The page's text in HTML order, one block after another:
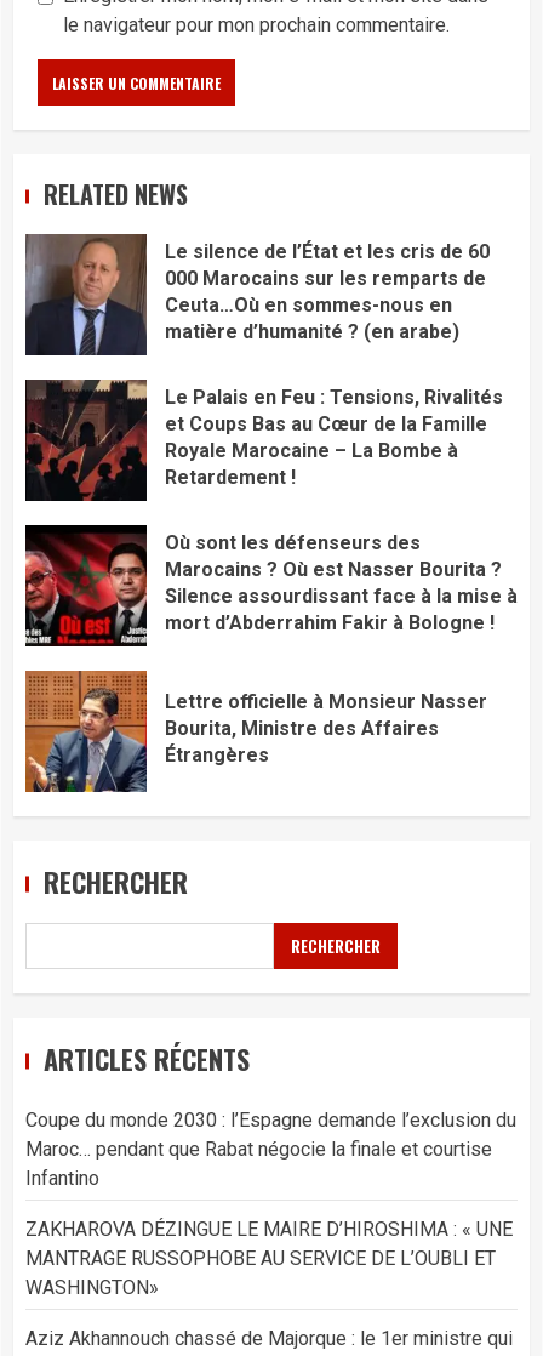
le navigateur pour mon prochain commentaire.
RELATED NEWS
Le silence de l’État et les cris de 60
000 Marocains sur les remparts de
Ceuta…Où en sommes-nous en
matière d’humanité ? (en arabe)
Le Palais en Feu : Tensions, Rivalités
et Coups Bas au Cœur de la Famille
Royale Marocaine – La Bombe à
Retardement !
Où sont les défenseurs des
Marocains ? Où est Nasser Bourita ?
Silence assourdissant face à la mise à
mort d’Abderrahim Fakir à Bologne !
Lettre officielle à Monsieur Nasser
Bourita, Ministre des Affaires
Étrangères
RECHERCHER
RECHERCHER
ARTICLES RÉCENTS
Coupe du monde 2030 : l’Espagne demande l’exclusion du
Maroc… pendant que Rabat négocie la finale et courtise
Infantino
ZAKHAROVA DÉZINGUE LE MAIRE D’HIROSHIMA : « UNE
MANTRAGE RUSSOPHOBE AU SERVICE DE L’OUBLI ET
WASHINGTON»
Aziz Akhannouch chassé de Majorque : le 1er ministre qui